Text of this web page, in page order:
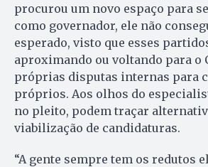
procurou um novo espaço para
como governador, ele não
esperado, visto que esses
aproximando ou voltando para o
próprias disputas internas para
próprios. Aos olhos do
no pleito, podem traçar
viabilização de candidaturas.
“A gente sempre tem os redutos